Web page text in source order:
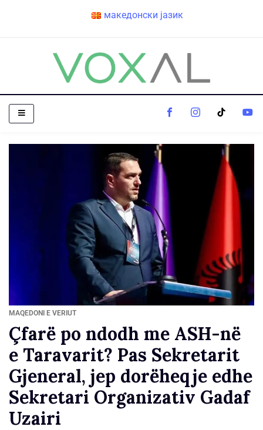
македонски јазик
MAQEDONI E VERIUT
Çfarë po ndodh me ASH-në
e Taravarit? Pas Sekretarit
Gjeneral, jep dorëheqje edhe
Sekretari Organizativ Gadaf
Uzairi